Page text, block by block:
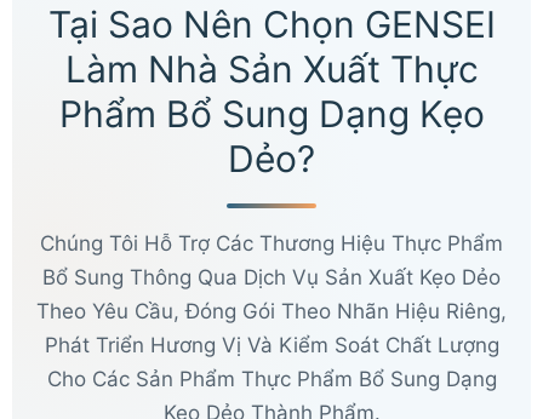
Tại Sao Nên Chọn GENSEI
Làm Nhà Sản Xuất Thực
Phẩm Bổ Sung Dạng Kẹo
Dẻo?
Chúng Tôi Hỗ Trợ Các Thương Hiệu Thực Phẩm
Bổ Sung Thông Qua Dịch Vụ Sản Xuất Kẹo Dẻo
Theo Yêu Cầu, Đóng Gói Theo Nhãn Hiệu Riêng,
Phát Triển Hương Vị Và Kiểm Soát Chất Lượng
Cho Các Sản Phẩm Thực Phẩm Bổ Sung Dạng
Kẹo Dẻo Thành Phẩm.